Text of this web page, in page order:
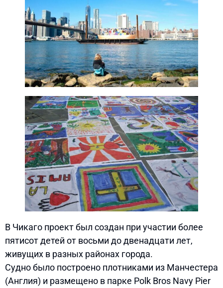
В Чикаго проект был создан при участии более
пятисот детей от восьми до двенадцати лет,
живущих в разных районах города.
Судно было построено плотниками из Манчестера
(Англия) и размещено в парке Polk Bros Navy Pier